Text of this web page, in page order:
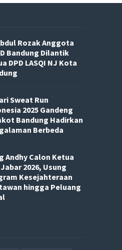
Rozak Anggota
Bandung Dilantik
DPD LASQI NJ Kota
Sweat Run
2025 Gandeng
Bandung Hadirkan
Berbeda
Andhy Calon Ketua
Jabar 2026, Usung
Kesejahteraan
hingga Peluang